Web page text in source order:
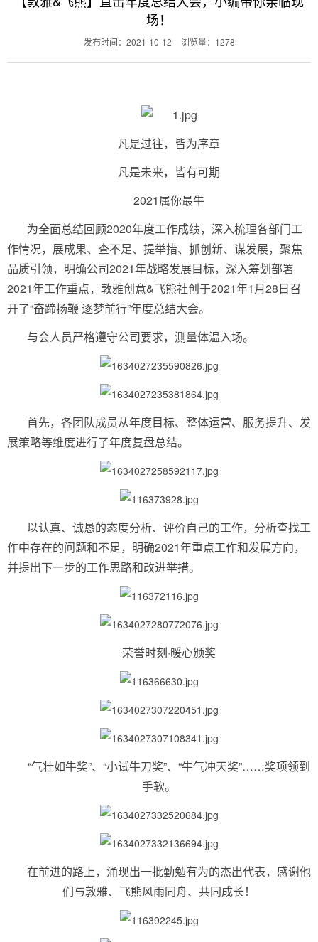
场！
发布时间：2021-10-12 浏览量：1278
凡是过往，皆为序章
凡是未来，皆有可期
2021属你最牛
为全面总结回顾2020年度工作成绩，深入梳理各部门工
作情况，展成果、查不足、提举措、抓创新、谋发展，聚焦
品质引领，明确公司2021年战略发展目标，深入筹划部署
2021年工作重点，敦雅创意&飞熊社创于2021年1月28日召
开了“奋蹄扬鞭 逐梦前行”年度总结大会。
与会人员严格遵守公司要求，测量体温入场。
首先，各团队成员从年度目标、整体运营、服务提升、发
展策略等维度进行了年度复盘总结。
以认真、诚恳的态度分析、评价自己的工作，分析查找工
作中存在的问题和不足，明确2021年重点工作和发展方向，
并提出下一步的工作思路和改进举措。
荣誉时刻·暖心颁奖
“气壮如牛奖”、“小试牛刀奖”、“牛气冲天奖”……奖项领到
手软。
在前进的路上，涌现出一批勤勉有为的杰出代表，感谢他
们与敦雅、飞熊风雨同舟、共同成长！